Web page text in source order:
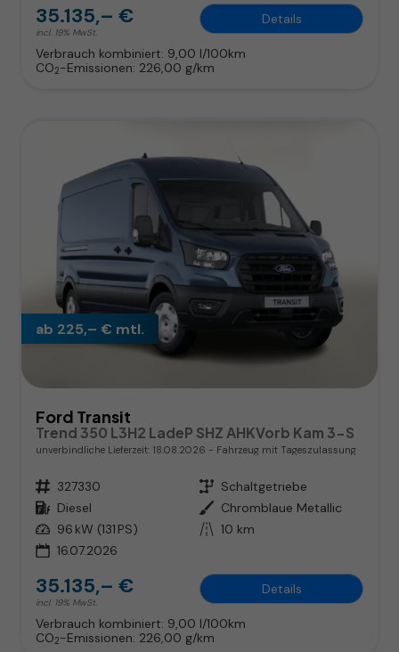
35.135,– €
incl. 19% MwSt.
Details
Verbrauch kombiniert: 9,00 l/100km
CO2-Emissionen: 226,00 g/km
ab 225,– € mtl.
Ford Transit
Trend 350 L3H2 LadeP SHZ AHKVorb Kam 3-S
unverbindliche Lieferzeit: 18.08.2026 Fahrzeug mit Tageszulassung
Fahrzeugnr. 327330 Getriebe Schaltgetriebe
Kraftstoff Diesel Außenfarbe Chromblaue Metallic
Leistung 96 kW (131 PS) Kilometerstand 10 km
16.07.2026
35.135,– €
incl. 19% MwSt.
Details
Verbrauch kombiniert: 9,00 l/100km
CO2-Emissionen: 226,00 g/km